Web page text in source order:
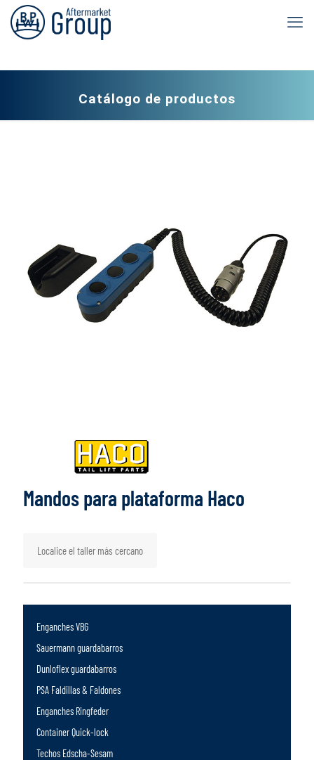
Catálogo de productos
Mandos para plataforma Haco
Localice el taller más cercano
Enganches VBG
Sauermann guardabarros
Dunloflex guardabarros
PSA Faldillas & Faldones
Enganches Ringfeder
Container Quick-lock
Techos Edscha-Sesam